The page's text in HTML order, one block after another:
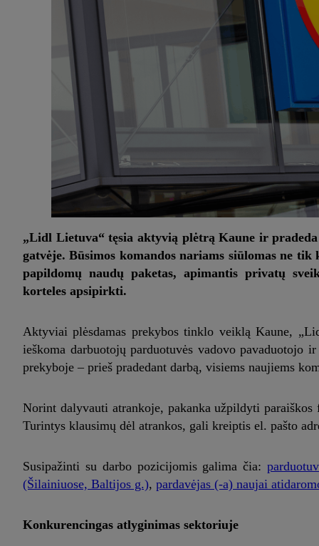
„Lidl Lietuva“ tęsia aktyvią plėtrą Kaune ir
gatvėje. Būsimos komandos nariams siūlomas ne
papildomų naudų paketas, apimantis privatų
korteles apsipirkti.
Aktyviai plėsdamas prekybos tinklo veiklą Kaune,
ieškoma darbuotojų parduotuvės vadovo
prekyboje – prieš pradedant darbą, visiems naujiems
Norint dalyvauti atrankoje, pakanka užpildyti
Turintys klausimų dėl atrankos, gali kreiptis el. pašto
Susipažinti su darbo pozicijomis galima čia:
(Šilainiuose, Baltijos g.), pardavėjas (-a) naujai
Konkurencingas atlyginimas sektoriuje